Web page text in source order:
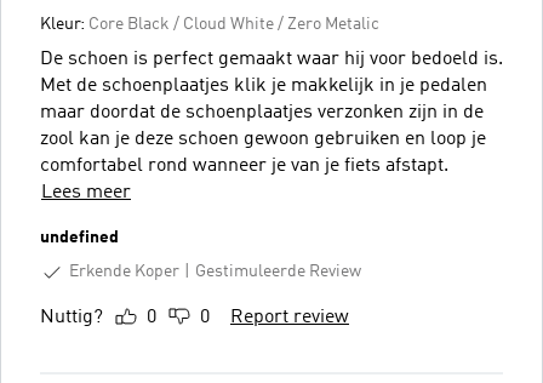
Kleur: Core Black / Cloud White / Zero Metalic
De schoen is perfect gemaakt waar hij voor bedoeld is.
Met de schoenplaatjes klik je makkelijk in je pedalen
maar doordat de schoenplaatjes verzonken zijn in de
zool kan je deze schoen gewoon gebruiken en loop je
comfortabel rond wanneer je van je fiets afstapt.
Lees meer
undefined
Erkende Koper
Gestimuleerde Review
Nuttig? 0 0 Report review